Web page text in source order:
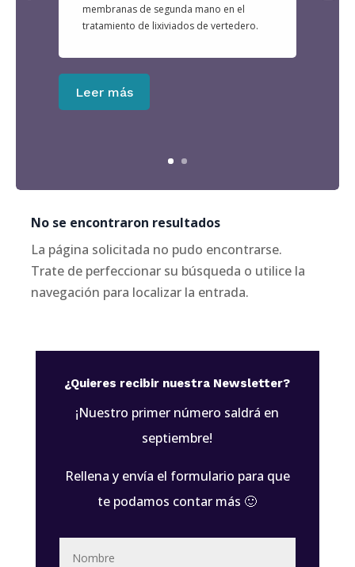
membranas de segunda mano en el
tratamiento de lixiviados de vertedero.
Leer más
No se encontraron resultados
La página solicitada no pudo encontrarse.
Trate de perfeccionar su búsqueda o utilice la
navegación para localizar la entrada.
¿Quieres recibir nuestra Newsletter?
¡Nuestro primer número saldrá en
septiembre!
Rellena y envía el formulario para que
te podamos contar más 🙂